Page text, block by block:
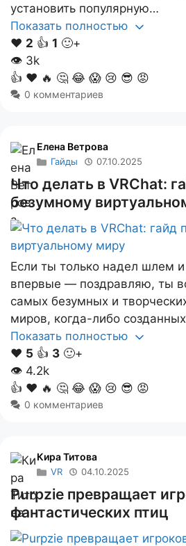
установить популярную…
Показать полностью
❤️ 2 👍 1 🙂+
👁 3k
👍 ❤️ 🔥 🤔 😂 😱 😢 😎 😡
0 комментариев
Елена Ветрова
Гайды 07.10.2025
Что делать в VRChat:
безумному
Если ты только надел шлем и
впервые — поздравляю, ты
самых безумных и
миров, когда-либо
Показать полностью
❤️ 5 👍 3 🙂+
👁 4.2k
👍 ❤️ 🔥 🤔 😂 😱 😢 😎 😡
0 комментариев
Кира Титова
VR 04.10.2025
Purpzie превращает
фантастических птиц